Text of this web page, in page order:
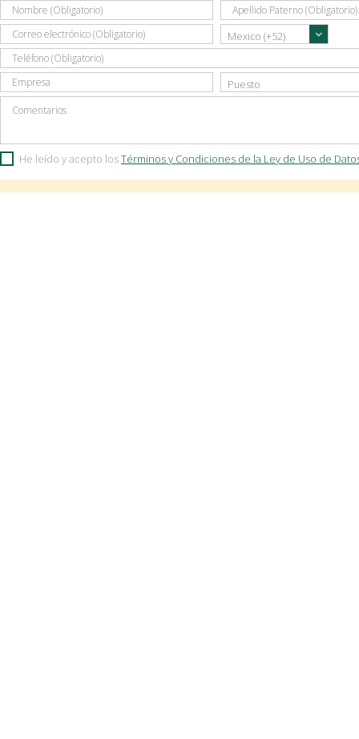
He leído y acepto losTérminos y Condiciones de la Ley de Uso de